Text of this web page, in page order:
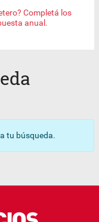
Completá los
anual.
tu búsqueda.